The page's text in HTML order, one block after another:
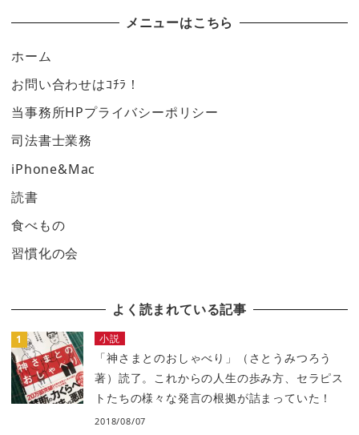
メニューはこちら
ホーム
お問い合わせはｺﾁﾗ！
当事務所HPプライバシーポリシー
司法書士業務
iPhone&Mac
読書
食べもの
習慣化の会
よく読まれている記事
小説
「神さまとのおしゃべり」（さとうみつろう
著）読了。これからの人生の歩み方、セラピス
トたちの様々な発言の根拠が詰まっていた！
2018/08/07